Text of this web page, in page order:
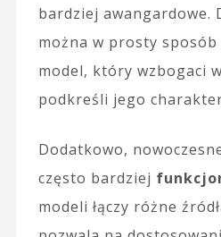
bardziej awangardowe.
można w prosty
model, który wzbogaci
podkreśli jego
Dodatkowo,
często bardziej
modeli łączy różne